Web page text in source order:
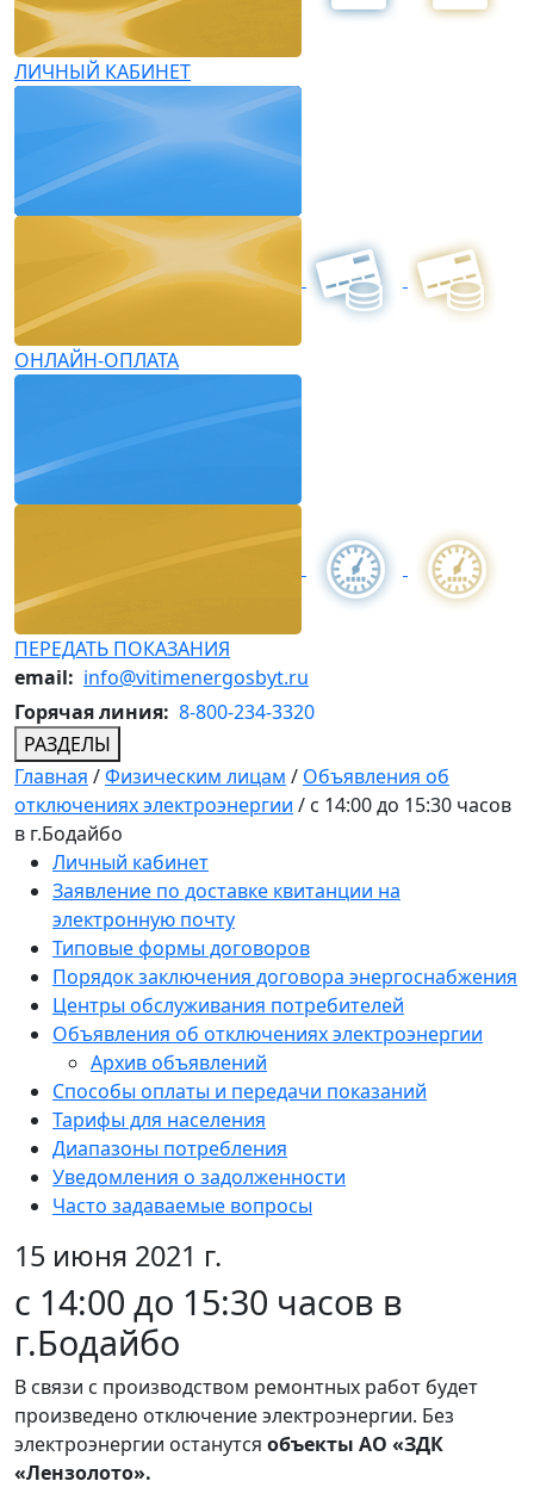
ЛИЧНЫЙ КАБИНЕТ
ОНЛАЙН-ОПЛАТА
ПЕРЕДАТЬ ПОКАЗАНИЯ
email: info@vitimenergosbyt.ru
Горячая линия: 8-800-234-3320
РАЗДЕЛЫ
Главная /Физическим лицам / Объявления об
отключениях электроэнергии / с 14:00 до 15:30 часов
в г.Бодайбо
Личный кабинет
Заявление по доставке квитанции на
электронную почту
Типовые формы договоров
Порядок заключения договора энергоснабжения
Центры обслуживания потребителей
Объявления об отключениях электроэнергии
Архив объявлений
Способы оплаты и передачи показаний
Тарифы для населения
Диапазоны потребления
Уведомления о задолженности
Часто задаваемые вопросы
15 июня 2021 г.
с 14:00 до 15:30 часов в
г.Бодайбо
В связи с производством ремонтных работ будет
произведено отключение электроэнергии. Без
электроэнергии останутся объекты АО «ЗДК
«Лензолото».